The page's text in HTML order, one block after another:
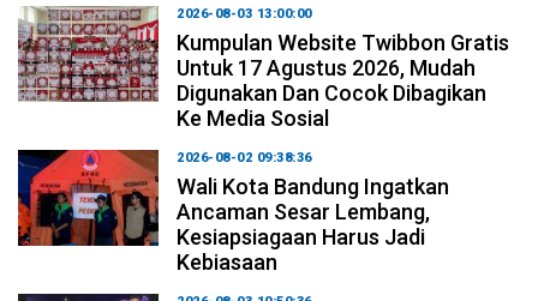
2026-08-03 13:00:00
Kumpulan Website Twibbon Gratis
Untuk 17 Agustus 2026, Mudah
Digunakan Dan Cocok Dibagikan
Ke Media Sosial
2026-08-02 09:38:36
Wali Kota Bandung Ingatkan
Ancaman Sesar Lembang,
Kesiapsiagaan Harus Jadi
Kebiasaan